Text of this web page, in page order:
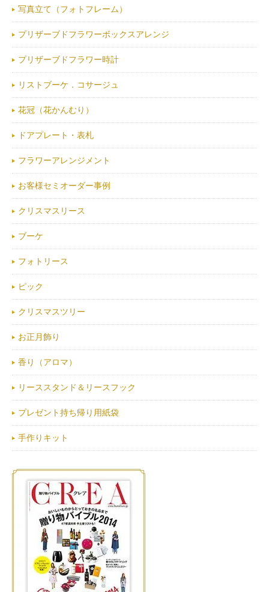
写真立て（フォトフレーム）
プリザーブドフラワーボックスアレンジ
プリザーブドフラワー時計
リストブーケ．コサージュ
花冠（花かんむり）
ドアプレート・表札
フラワーアレンジメント
お客様セミオーダー事例
クリスマスリース
ブーケ
フォトリース
ピック
クリスマスツリー
お正月飾り
香り（アロマ）
リーススタンド＆リースフック
プレゼント持ち帰り用紙袋
手作りキット